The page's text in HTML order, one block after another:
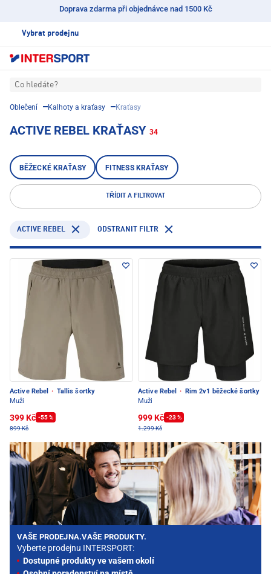
Doprava zdarma při objednávce nad 1500 Kč
Vybrat prodejnu
Co hledáte?
Oblečení Kalhoty a kraťasy Kraťasy
ACTIVE REBEL KRAŤASY 34
BĚŽECKÉ KRAŤASY FITNESS KRAŤASY
TŘÍDIT A FILTROVAT
ACTIVE REBEL ODSTRANIT FILTR
Active Rebel · Tallis šortky
Muži
399 Kč -55 %
899 Kč
Active Rebel · Rim 2v1 běžecké šortky
Muži
999 Kč -23 %
1.299 Kč
VAŠE PRODEJNA.VAŠE PRODUKTY.
Vyberte prodejnu INTERSPORT:
Dostupné produkty ve vašem okolí